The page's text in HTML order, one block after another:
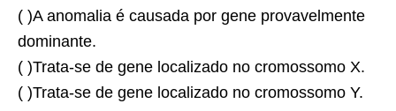
( )A anomalia é causada por gene provavelmente
dominante.
( )Trata-se de gene localizado no cromossomo X.
( )Trata-se de gene localizado no cromossomo Y.